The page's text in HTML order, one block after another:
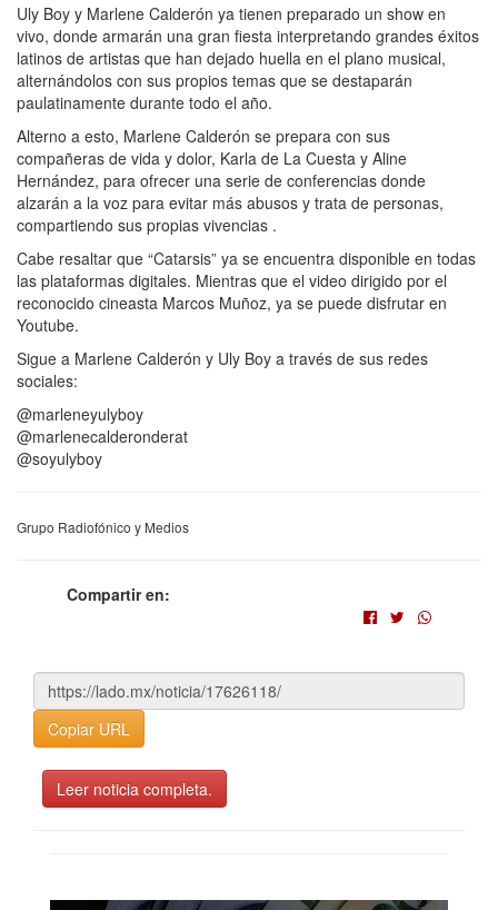
Uly Boy y Marlene Calderón ya tienen preparado un show en
vivo, donde armarán una gran fiesta interpretando grandes éxitos
latinos de artistas que han dejado huella en el plano musical,
alternándolos con sus propios temas que se destaparán
paulatinamente durante todo el año.
Alterno a esto, Marlene Calderón se prepara con sus
compañeras de vida y dolor, Karla de La Cuesta y Aline
Hernández, para ofrecer una serie de conferencias donde
alzarán a la voz para evitar más abusos y trata de personas,
compartiendo sus propias vivencias .
Cabe resaltar que “Catarsis” ya se encuentra disponible en todas
las plataformas digitales. Mientras que el video dirigido por el
reconocido cineasta Marcos Muñoz, ya se puede disfrutar en
Youtube.
Sigue a Marlene Calderón y Uly Boy a través de sus redes
sociales:
@marleneyulyboy
@marlenecalderonderat
@soyulyboy
Grupo Radiofónico y Medios
Compartir en:
Copiar URL
Leer noticia completa.